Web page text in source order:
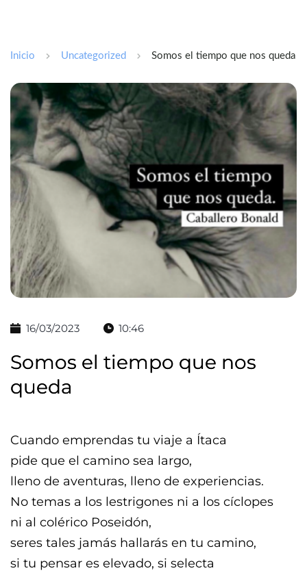
Inicio Uncategorized Somos el tiempo que nos queda
16/03/2023 10:46
Somos el tiempo que nos
queda
Cuando emprendas tu viaje a Ítaca
pide que el camino sea largo,
lleno de aventuras, lleno de experiencias.
No temas a los lestrigones ni a los cíclopes
ni al colérico Poseidón,
seres tales jamás hallarás en tu camino,
si tu pensar es elevado, si selecta